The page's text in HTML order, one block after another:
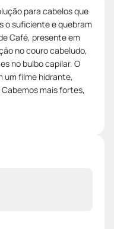
para cabelos que
o suficiente e quebram
Café, presente em
no couro cabeludo,
no bulbo capilar. O
um filme hidrante,
mais fortes,